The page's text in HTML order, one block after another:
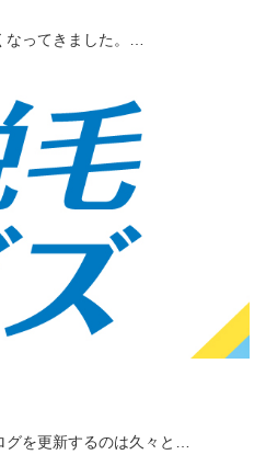
なってきました。…
を更新するのは久々と…